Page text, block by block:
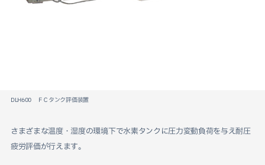
DLH600 ＦＣタンク評価装置
さまざまな温度・湿度の環境下で水素タンクに圧力変動負荷を与え耐圧
疲労評価が行えます｡